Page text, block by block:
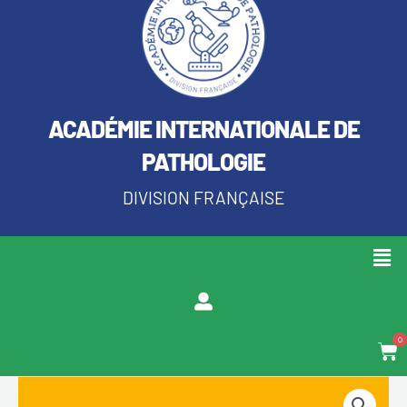
ACADÉMIE INTERNATIONALE DE
PATHOLOGIE
DIVISION FRANÇAISE
0